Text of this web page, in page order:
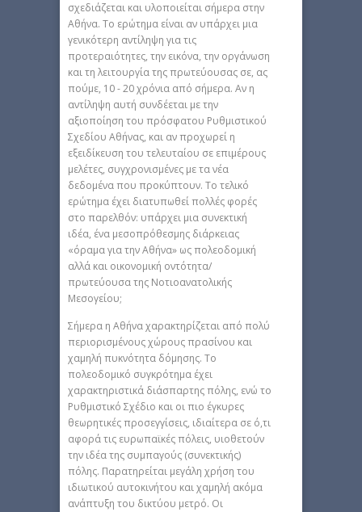
σχεδιάζεται και υλοποιείται σήμερα στην
Αθήνα. Το ερώτημα είναι αν υπάρχει μια
γενικότερη αντίληψη για τις
προτεραιότητες, την εικόνα, την οργάνωση
και τη λειτουργία της πρωτεύουσας σε, ας
πούμε, 10 - 20 χρόνια από σήμερα. Αν η
αντίληψη αυτή συνδέεται με την
αξιοποίηση του πρόσφατου Ρυθμιστικού
Σχεδίου Αθήνας, και αν προχωρεί η
εξειδίκευση του τελευταίου σε επιμέρους
μελέτες, συγχρονισμένες με τα νέα
δεδομένα που προκύπτουν. Το τελικό
ερώτημα έχει διατυπωθεί πολλές φορές
στο παρελθόν: υπάρχει μια συνεκτική
ιδέα, ένα μεσοπρόθεσμης διάρκειας
«όραμα για την Αθήνα» ως πολεοδομική
αλλά και οικονομική οντότητα/
πρωτεύουσα της Νοτιοανατολικής
Μεσογείου;
Σήμερα η Αθήνα χαρακτηρίζεται από πολύ
περιορισμένους χώρους πρασίνου και
χαμηλή πυκνότητα δόμησης. Το
πολεοδομικό συγκρότημα έχει
χαρακτηριστικά διάσπαρτης πόλης, ενώ το
Ρυθμιστικό Σχέδιο και οι πιο έγκυρες
θεωρητικές προσεγγίσεις, ιδιαίτερα σε ό,τι
αφορά τις ευρωπαϊκές πόλεις, υιοθετούν
την ιδέα της συμπαγούς (συνεκτικής)
πόλης. Παρατηρείται μεγάλη χρήση του
ιδιωτικού αυτοκινήτου και χαμηλή ακόμα
ανάπτυξη του δικτύου μετρό. Οι